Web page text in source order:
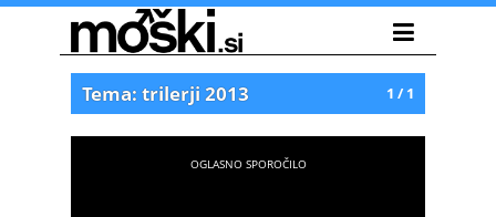
1 / 1
Tema: trilerji 2013